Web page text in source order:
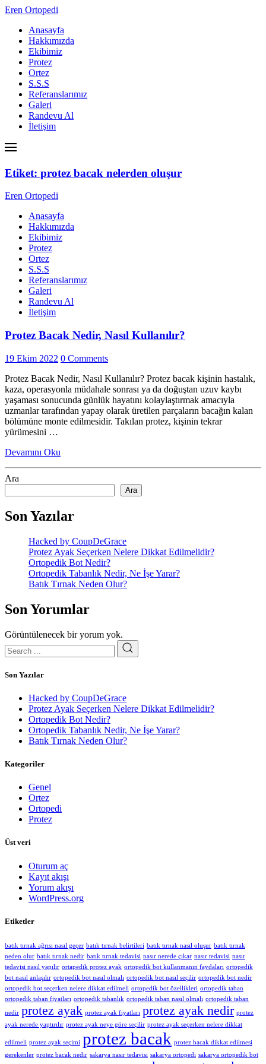
Eren Ortopedi
Anasayfa
Hakkımızda
Ekibimiz
Protez
Ortez
S.S.S
Referanslarımız
Galeri
Randevu Al
İletişim
Etiket: protez bacak nelerden oluşur
Eren Ortopedi
Anasayfa
Hakkımızda
Ekibimiz
Protez
Ortez
S.S.S
Referanslarımız
Galeri
Randevu Al
İletişim
Protez Bacak Nedir, Nasıl Kullanılır?
19 Ekim 2022 0 Comments
Protez Bacak Nedir, Nasıl Kullanılır? Protez bacak kişinin hastalık,
kaza, operasyonla müdahale sonrası ya da doğuştan uzuv kaybı
yaşaması sonucunda günlük hayatını kolaylaştırmak amacıyla
uzmanlar tarafından yapay olarak üretilen parçaların bacağın kalan
bölümüne monte edilmesidir. Takılan protez, kişinin tekrar
yürümesini …
Devamını Oku
Ara
Ara
Son Yazılar
Hacked by CoupDeGrace
Protez Ayak Seçerken Nelere Dikkat Edilmelidir?
Ortopedik Bot Nedir?
Ortopedik Tabanlık Nedir, Ne İşe Yarar?
Batık Tırnak Neden Olur?
Son Yorumlar
Görüntülenecek bir yorum yok.
Son Yazılar
Hacked by CoupDeGrace
Protez Ayak Seçerken Nelere Dikkat Edilmelidir?
Ortopedik Bot Nedir?
Ortopedik Tabanlık Nedir, Ne İşe Yarar?
Batık Tırnak Neden Olur?
Kategoriler
Genel
Ortez
Ortopedi
Protez
Üst veri
Oturum aç
Kayıt akışı
Yorum akışı
WordPress.org
Etiketler
batık tırnak ağrısı nasıl geçer batık tırnak belirtileri batık tırnak nasıl oluşur batık tırnak
neden olur batık tırnak nedir batık tırnak tedavisi nasır nerede çıkar nasır tedavisi nasır
tedavisi nasıl yapılır ortapedik protez ayak ortopedik bot kullanmanın faydaları ortopedik
bot nasıl anlaşılır ortopedik bot nasıl olmalı ortopedik bot nasıl seçilir ortopedik bot nedir
ortopedik bot seçerken nelere dikkat edilmeli ortopedik bot özellikleri ortopedik taban
ortopedik taban fiyatları ortopedik tabanlık ortopedik taban nasıl olmalı ortopedik taban
nedir protez ayak protez ayak fiyatları protez ayak nedir protez
ayak nerede yaptırılır protez ayak neye göre seçilir protez ayak seçerken nelere dikkat
edilmeli protez ayak seçimi protez bacak protez bacak dikkat edilmesi
gerekenler protez bacak nedir sakarya nasır tedavisi sakarya ortopedi sakarya ortopedik bot